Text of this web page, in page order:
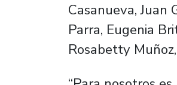
Casanueva, Juan
Parra, Eugenia
Rosabetty